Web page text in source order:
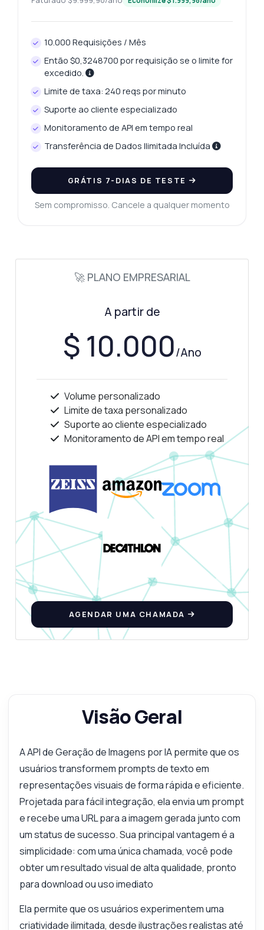
10.000 Requisições / Mês
Então $0,3248700 por requisição se o limite for
excedido.
Limite de taxa: 240 reqs por minuto
Suporte ao cliente especializado
Monitoramento de API em tempo real
Transferência de Dados Ilimitada Incluída
GRÁTIS 7-DIAS DE TESTE
Sem compromisso. Cancele a qualquer momento
🚀 PLANO EMPRESARIAL
A partir de
$ 10.000/Ano
Volume personalizado
Limite de taxa personalizado
Suporte ao cliente especializado
Monitoramento de API em tempo real
AGENDAR UMA CHAMADA
Visão Geral
A API de Geração de Imagens por IA permite que os
usuários transformem prompts de texto em
representações visuais de forma rápida e eficiente.
Projetada para fácil integração, ela envia um prompt
e recebe uma URL para a imagem gerada junto com
um status de sucesso. Sua principal vantagem é a
simplicidade: com uma única chamada, você pode
obter um resultado visual de alta qualidade, pronto
para download ou uso imediato
Ela permite que os usuários experimentem uma
criatividade ilimitada, desde ilustrações realistas até
Pergunte qualquer coisa
Olá! Pergunte qualquer coisa sobre Buscar
preços, dicas de integração, o que precisar.
Como gero uma imagem a partir de um
prompt?
Quais parâmetros posso usar para o
chamada bem-sucedida?
Como trato erros na resposta?
Quanto custa?
Respondido por Zyla AI · Prefiro perguntar ao Suporte